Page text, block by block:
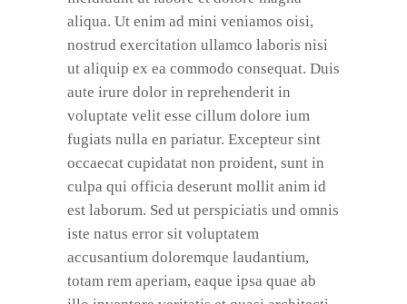
aliqua. Ut enim ad mini veniamos oisi,
nostrud exercitation ullamco laboris nisi
ut aliquip ex ea commodo consequat. Duis
aute irure dolor in reprehenderit in
voluptate velit esse cillum dolore ium
fugiats nulla en pariatur. Excepteur sint
occaecat cupidatat non proident, sunt in
culpa qui officia deserunt mollit anim id
est laborum. Sed ut perspiciatis und omnis
iste natus error sit voluptatem
accusantium doloremque laudantium,
totam rem aperiam, eaque ipsa quae ab